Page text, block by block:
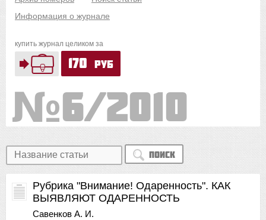
Информация о журнале
купить журнал целиком за
170 руб
6/2010
Поиск
Рубрика "Внимание! Одаренность". КАК
ВЫЯВЛЯЮТ ОДАРЕННОСТЬ
Савенков А. И.